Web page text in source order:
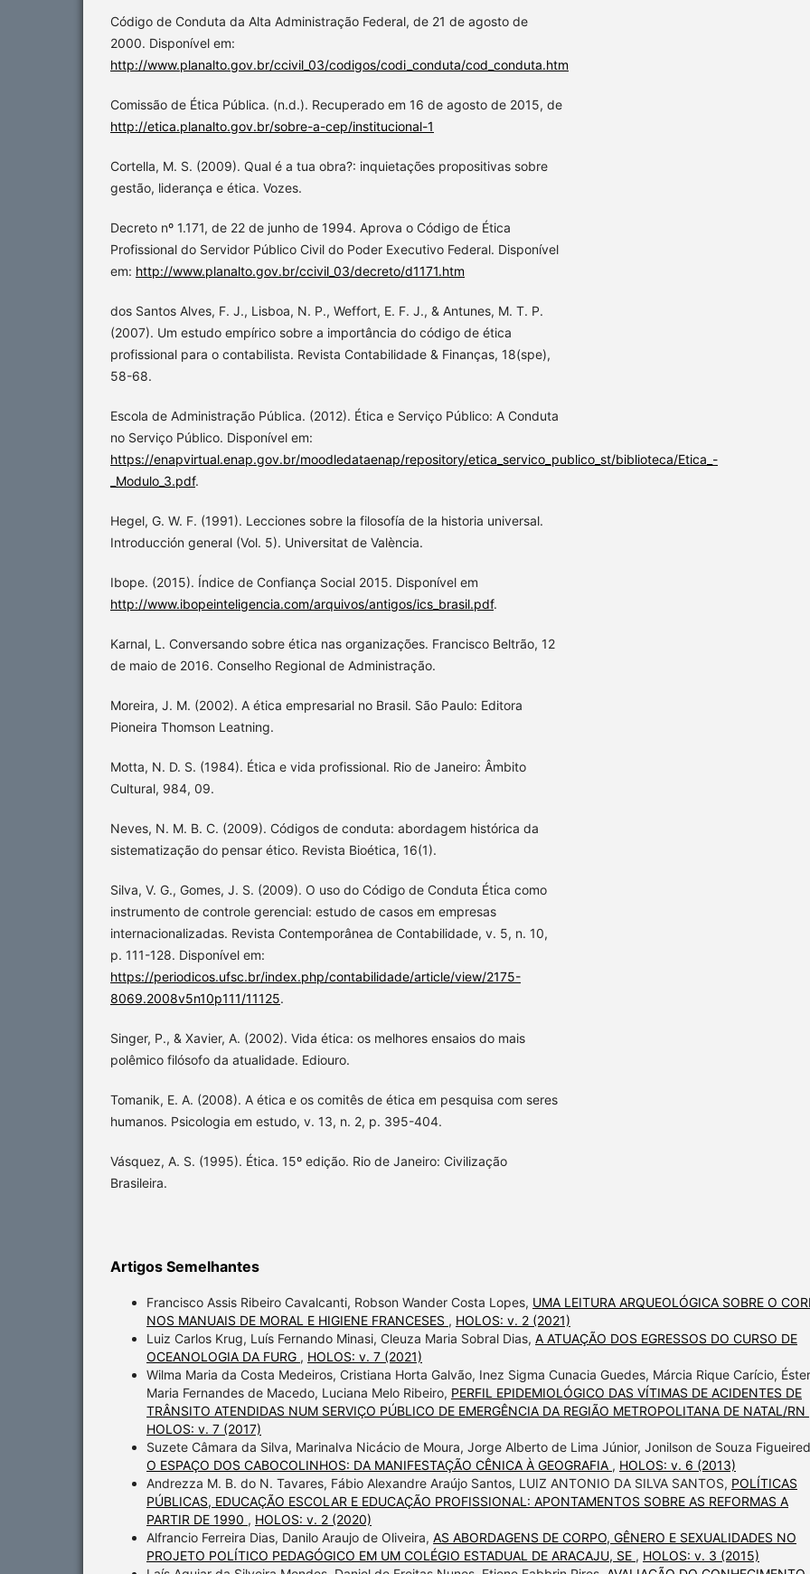
Código de Conduta da Alta Administração Federal, de 21 de agosto de
2000. Disponível em:
http://www.planalto.gov.br/ccivil_03/codigos/codi_conduta/cod_conduta.htm
Comissão de Ética Pública. (n.d.). Recuperado em 16 de agosto de 2015, de
http://etica.planalto.gov.br/sobre-a-cep/institucional-1
Cortella, M. S. (2009). Qual é a tua obra?: inquietações propositivas sobre
gestão, liderança e ética. Vozes.
Decreto nº 1.171, de 22 de junho de 1994. Aprova o Código de Ética
Profissional do Servidor Público Civil do Poder Executivo Federal. Disponível
em: http://www.planalto.gov.br/ccivil_03/decreto/d1171.htm
dos Santos Alves, F. J., Lisboa, N. P., Weffort, E. F. J., & Antunes, M. T. P.
(2007). Um estudo empírico sobre a importância do código de ética
profissional para o contabilista. Revista Contabilidade & Finanças, 18(spe),
58-68.
Escola de Administração Pública. (2012). Ética e Serviço Público: A Conduta
no Serviço Público. Disponível em:
https://enapvirtual.enap.gov.br/moodledataenap/repository/etica_servico_publico_st/biblioteca/Etica_-
_Modulo_3.pdf.
Hegel, G. W. F. (1991). Lecciones sobre la filosofía de la historia universal.
Introducción general (Vol. 5). Universitat de València.
Ibope. (2015). Índice de Confiança Social 2015. Disponível em
http://www.ibopeinteligencia.com/arquivos/antigos/ics_brasil.pdf.
Karnal, L. Conversando sobre ética nas organizações. Francisco Beltrão, 12
de maio de 2016. Conselho Regional de Administração.
Moreira, J. M. (2002). A ética empresarial no Brasil. São Paulo: Editora
Pioneira Thomson Leatning.
Motta, N. D. S. (1984). Ética e vida profissional. Rio de Janeiro: Âmbito
Cultural, 984, 09.
Neves, N. M. B. C. (2009). Códigos de conduta: abordagem histórica da
sistematização do pensar ético. Revista Bioética, 16(1).
Silva, V. G., Gomes, J. S. (2009). O uso do Código de Conduta Ética como
instrumento de controle gerencial: estudo de casos em empresas
internacionalizadas. Revista Contemporânea de Contabilidade, v. 5, n. 10,
p. 111-128. Disponível em:
https://periodicos.ufsc.br/index.php/contabilidade/article/view/2175-
8069.2008v5n10p111/11125.
Singer, P., & Xavier, A. (2002). Vida ética: os melhores ensaios do mais
polêmico filósofo da atualidade. Ediouro.
Tomanik, E. A. (2008). A ética e os comitês de ética em pesquisa com seres
humanos. Psicologia em estudo, v. 13, n. 2, p. 395-404.
Vásquez, A. S. (1995). Ética. 15º edição. Rio de Janeiro: Civilização
Brasileira.
Artigos Semelhantes
Francisco Assis Ribeiro Cavalcanti, Robson Wander Costa Lopes, UMA LEITURA ARQUEOLÓGICA SOBRE O
NOS MANUAIS DE MORAL E HIGIENE FRANCESES , HOLOS: v. 2 (2021)
Luiz Carlos Krug, Luís Fernando Minasi, Cleuza Maria Sobral Dias, A ATUAÇÃO DOS EGRESSOS DO CURSO DE
OCEANOLOGIA DA FURG , HOLOS: v. 7 (2021)
Wilma Maria da Costa Medeiros, Cristiana Horta Galvão, Inez Sigma Cunacia Guedes, Márcia Rique Carício, Éster
Maria Fernandes de Macedo, Luciana Melo Ribeiro, PERFIL EPIDEMIOLÓGICO DAS VÍTIMAS DE ACIDENTES DE
TRÂNSITO ATENDIDAS NUM SERVIÇO PÚBLICO DE EMERGÊNCIA DA REGIÃO METROPOLITANA DE NATAL/RN
HOLOS: v. 7 (2017)
Suzete Câmara da Silva, Marinalva Nicácio de Moura, Jorge Alberto de Lima Júnior, Jonilson de Souza
O ESPAÇO DOS CABOCOLINHOS: DA MANIFESTAÇÃO CÊNICA À GEOGRAFIA , HOLOS: v. 6 (2013)
Andrezza M. B. do N. Tavares, Fábio Alexandre Araújo Santos, LUIZ ANTONIO DA SILVA SANTOS, POLÍTICAS
PÚBLICAS, EDUCAÇÃO ESCOLAR E EDUCAÇÃO PROFISSIONAL: APONTAMENTOS SOBRE AS REFORMAS A
PARTIR DE 1990 , HOLOS: v. 2 (2020)
Alfrancio Ferreira Dias, Danilo Araujo de Oliveira, AS ABORDAGENS DE CORPO, GÊNERO E SEXUALIDADES NO
PROJETO POLÍTICO PEDAGÓGICO EM UM COLÉGIO ESTADUAL DE ARACAJU, SE , HOLOS: v. 3 (2015)